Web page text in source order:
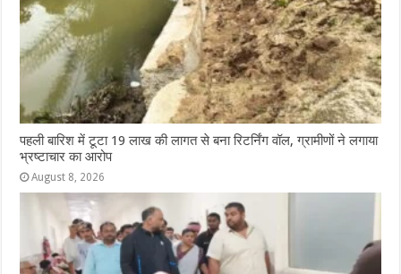
पहली बारिश में टूटा 19 लाख की लागत से बना रिटर्निंग वॉल, ग्रामीणों ने लगाया
भ्रष्टाचार का आरोप
August 8, 2026